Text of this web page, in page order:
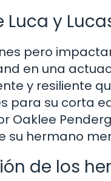
y
pero
en una
y resiliente
para su corta
Oaklee
su hermano
de los